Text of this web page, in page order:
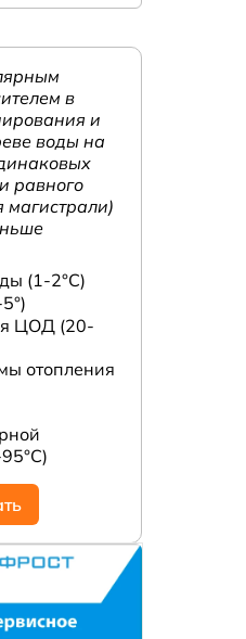
в
и
воды на
равного
магистрали)
(1-2°С)
ЦОД (20-
отопления